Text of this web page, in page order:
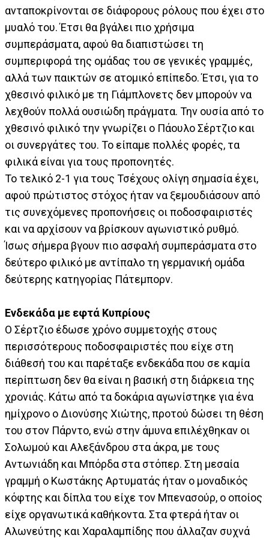
ανταποκρίνονται σε διάφορους ρόλους που έχει στο
μυαλό του. Έτσι θα βγάλει πιο χρήσιμα
συμπεράσματα, αφού θα διαπιστώσει τη
συμπεριφορά της ομάδας του σε γενικές γραμμές,
αλλά των παικτών σε ατομικό επίπεδο. Έτσι, για το
χθεσινό φιλικό με τη Γιάμπλονετς δεν μπορούν να
λεχθούν πολλά ουσιώδη πράγματα. Την ουσία από το
χθεσινό φιλικό την γνωρίζει ο Πάουλο Σέρτζιο και
οι συνεργάτες του. Το είπαμε πολλές φορές, τα
φιλικά είναι για τους προπονητές.
Το τελικό 2-1 για τους Τσέχους ολίγη σημασία έχει,
αφού πρώτιστος στόχος ήταν να ξεμουδιάσουν από
τις συνεχόμενες προπονήσεις οι ποδοσφαιριστές
και να αρχίσουν να βρίσκουν αγωνιστικό ρυθμό.
Ίσως σήμερα βγουν πιο ασφαλή συμπεράσματα στο
δεύτερο φιλικό με αντίπαλο τη γερμανική ομάδα
δεύτερης κατηγορίας Πάτεμπορν.
Ενδεκάδα με εφτά Κυπρίους
Ο Σέρτζιο έδωσε χρόνο συμμετοχής στους
περισσότερους ποδοσφαιριστές που είχε στη
διάθεσή του και παρέταξε ενδεκάδα που σε καμία
περίπτωση δεν θα είναι η βασική στη διάρκεια της
χρονιάς. Κάτω από τα δοκάρια αγωνίστηκε για ένα
ημίχρονο ο Διονύσης Χιώτης, προτού δώσει τη θέση
του στον Πάρντο, ενώ στην άμυνα επιλέχθηκαν οι
Σολωμού και Αλεξάνδρου στα άκρα, με τους
Αντωνιάδη και Μπόρδα στα στόπερ. Στη μεσαία
γραμμή ο Κωστάκης Αρτυματάς ήταν ο μοναδικός
κόφτης και δίπλα του είχε τον Μπενασούρ, ο οποίος
είχε οργανωτικά καθήκοντα. Στα φτερά ήταν οι
Αλωνεύτης και Χαραλαμπίδης που άλλαζαν συχνά